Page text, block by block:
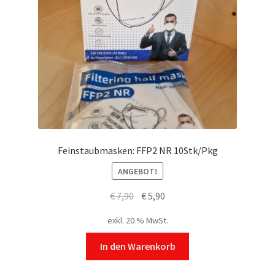
Feinstaubmasken: FFP2 NR 10Stk/Pkg
ANGEBOT!
€7,90 Ursprünglicher
war:
€ 7,90
€5,90
ist:
€ 5,90.
exkl. 20 % MwSt.
In den Warenkorb